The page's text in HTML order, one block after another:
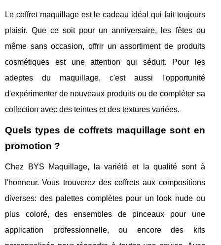
Le coffret maquillage est le cadeau idéal qui fait toujours
plaisir. Que ce soit pour un anniversaire, les fêtes ou
même sans occasion, offrir un assortiment de produits
cosmétiques est une attention qui séduit. Pour les
adeptes du maquillage, c'est aussi l'opportunité
d'expérimenter de nouveaux produits ou de compléter sa
collection avec des teintes et des textures variées.
Quels types de coffrets maquillage sont en
promotion ?
Chez BYS Maquillage, la variété et la qualité sont à
l'honneur. Vous trouverez des coffrets aux compositions
diverses: des palettes complètes pour un look nude ou
plus coloré, des ensembles de pinceaux pour une
application professionnelle, ou encore des kits